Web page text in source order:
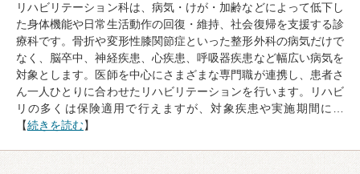
リハビリテーション科は、病気・けが・加齢などによって低下し
た身体機能や日常生活動作の回復・維持、社会復帰を支援する診
療科です。骨折や変形性膝関節症といった整形外科の病気だけで
なく、脳卒中、神経疾患、心疾患、呼吸器疾患など幅広い病気を
対象とします。医師を中心にさまざまな専門職が連携し、患者さ
ん一人ひとりに合わせたリハビリテーションを行います。リハビ
リの多くは保険適用で行えますが、対象疾患や実施期間に…
【続きを読む】